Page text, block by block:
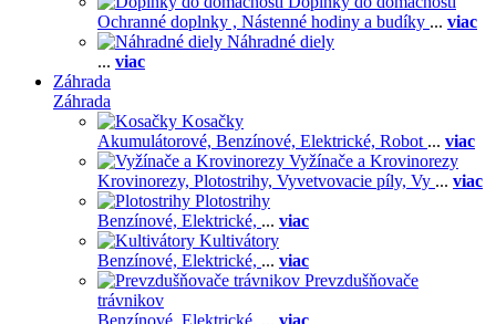
Ochranné doplnky , Nástenné hodiny a budíky ... viac
Náhradné diely
... viac
Záhrada
Záhrada
Kosačky
Akumulátorové, Benzínové, Elektrické, Robot ... viac
Vyžínače a Krovinorezy
Krovinorezy, Plotostrihy, Vyvetvovacie píly, Vy ... viac
Plotostrihy
Benzínové, Elektrické, ... viac
Kultivátory
Benzínové, Elektrické, ... viac
Prevzdušňovače
trávnikov
Benzínové, Elektrické, ... viac